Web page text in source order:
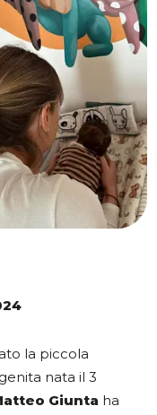
la piccola
nata il 3
Giunta ha